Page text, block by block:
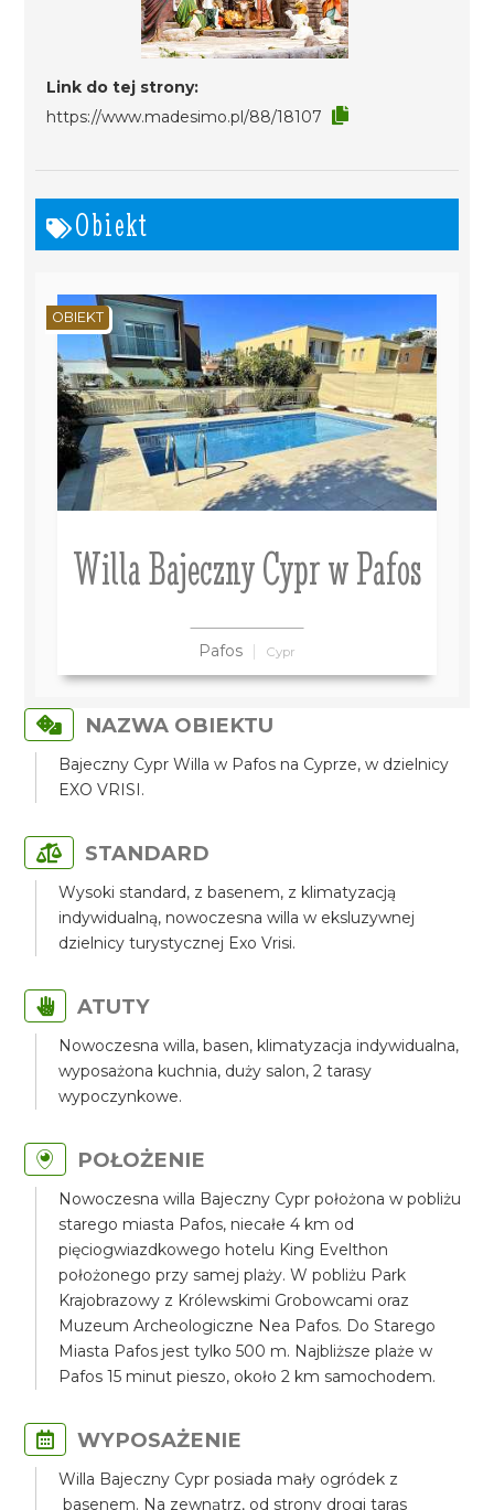
Link do tej strony:
https://www.madesimo.pl/88/18107
Obiekt
Willa Bajeczny Cypr w Pafos
Pafos Cypr
OBIEKT
NAZWA OBIEKTU
Bajeczny Cypr Willa w Pafos na Cyprze, w dzielnicy
EXO VRISI.
STANDARD
Wysoki standard, z basenem, z klimatyzacją
indywidualną, nowoczesna willa w eksluzywnej
dzielnicy turystycznej Exo Vrisi.
ATUTY
Nowoczesna willa, basen, klimatyzacja indywidualna,
wyposażona kuchnia, duży salon, 2 tarasy
wypoczynkowe.
POŁOŻENIE
Nowoczesna willa Bajeczny Cypr położona w pobliżu
starego miasta Pafos, niecałe 4 km od
pięciogwiazdkowego hotelu King Evelthon
położonego przy samej plaży. W pobliżu Park
Krajobrazowy z Królewskimi Grobowcami oraz
Muzeum Archeologiczne Nea Pafos. Do Starego
Miasta Pafos jest tylko 500 m. Najbliższe plaże w
Pafos 15 minut pieszo, około 2 km samochodem.
WYPOSAŻENIE
Willa Bajeczny Cypr posiada mały ogródek z
basenem. Na zewnątrz, od strony drogi taras